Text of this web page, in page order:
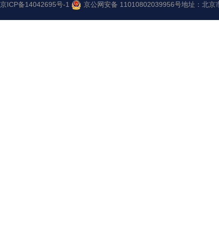
京ICP备14042695号-1
京公网安备 11010802039956号地址：北京